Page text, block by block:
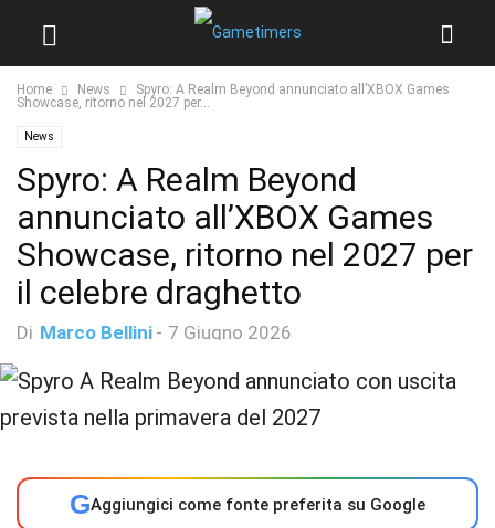
Home News
Spyro: A Realm Beyond annunciato all’XBOX Games
Showcase, ritorno nel 2027 per...
News
Spyro: A Realm Beyond
annunciato all’XBOX Games
Showcase, ritorno nel 2027 per
il celebre draghetto
Di Marco Bellini - 7 Giugno 2026
GAggiungici come fonte preferita su Google